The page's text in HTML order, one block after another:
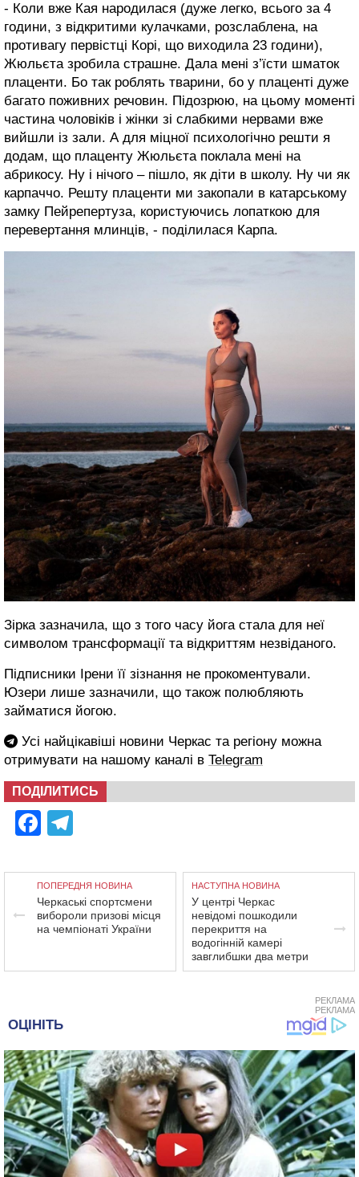
- Коли вже Кая народилася (дуже легко, всього за 4
години, з відкритими кулачками, розслаблена, на
противагу первістці Корі, що виходила 23 години),
Жюльєта зробила страшне. Дала мені з’їсти шматок
плаценти. Бо так роблять тварини, бо у плаценті дуже
багато поживних речовин. Підозрюю, на цьому моменті
частина чоловіків і жінки зі слабкими нервами вже
вийшли із зали. А для міцної психологічно решти я
додам, що плаценту Жюльєта поклала мені на
абрикосу. Ну і нічого – пішло, як діти в школу. Ну чи як
карпаччо. Решту плаценти ми закопали в катарському
замку Пейрепертуза, користуючись лопаткою для
перевертання млинців, - поділилася Карпа.
Зірка зазначила, що з того часу йога стала для неї
символом трансформації та відкриттям незвіданого.
Підписники Ірени її зізнання не прокоментували.
Юзери лише зазначили, що також полюбляють
займатися йогою.
Усі найцікавіші новини Черкас та регіону можна
отримувати на нашому каналі в Telegram
ПОДІЛИТИСЬ
Facebook
ПОПЕРЕДНЯ НОВИНА
Черкаські спортсмени
вибороли призові місця
на чемпіонаті України
НАСТУПНА НОВИНА
У центрі Черкас
невідомі пошкодили
перекриття на
водогінній камері
завглибшки два метри
РЕКЛАМА
РЕКЛАМА